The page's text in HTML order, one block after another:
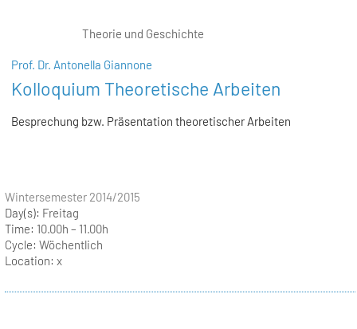
Theorie und Geschichte
Prof. Dr. Antonella Giannone
Kolloquium Theoretische Arbeiten
Besprechung bzw. Präsentation theoretischer Arbeiten
Wintersemester 2014/2015
Day(s): Freitag
Time: 10.00h – 11.00h
Cycle: Wöchentlich
Location: x